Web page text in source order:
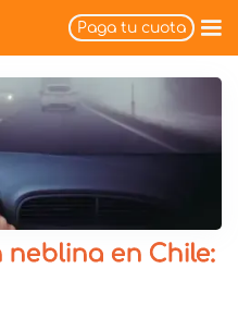
Paga tu cuota
neblina en Chile: